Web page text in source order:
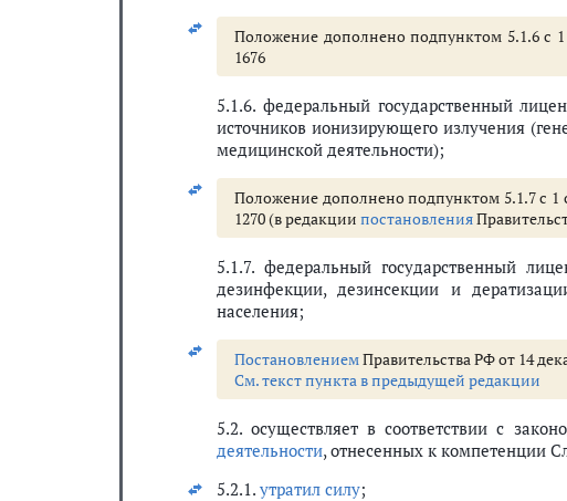
Положение дополнено подпунктом 5.1.6 с 1
1676
5.1.6. федеральный государственный
источников ионизирующего излучения
медицинской деятельности);
Положение дополнено подпунктом 5.1.7 с 1
1270 (в редакции постановления
5.1.7. федеральный государственный
дезинфекции, дезинсекции и
населения;
ПостановлениемПравительства РФ от 14
См. текст пункта в предыдущей редакции
5.2. осуществляет в соответствии с
деятельности, отнесенных к компетенции
5.2.1. утратил силу;